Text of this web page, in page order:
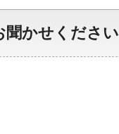
聞かせください